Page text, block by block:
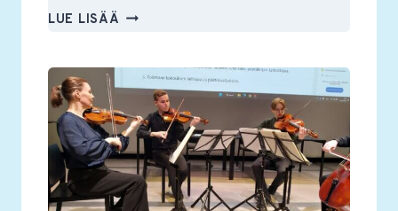
LUE LISÄÄ RSON
TAPAHTUI